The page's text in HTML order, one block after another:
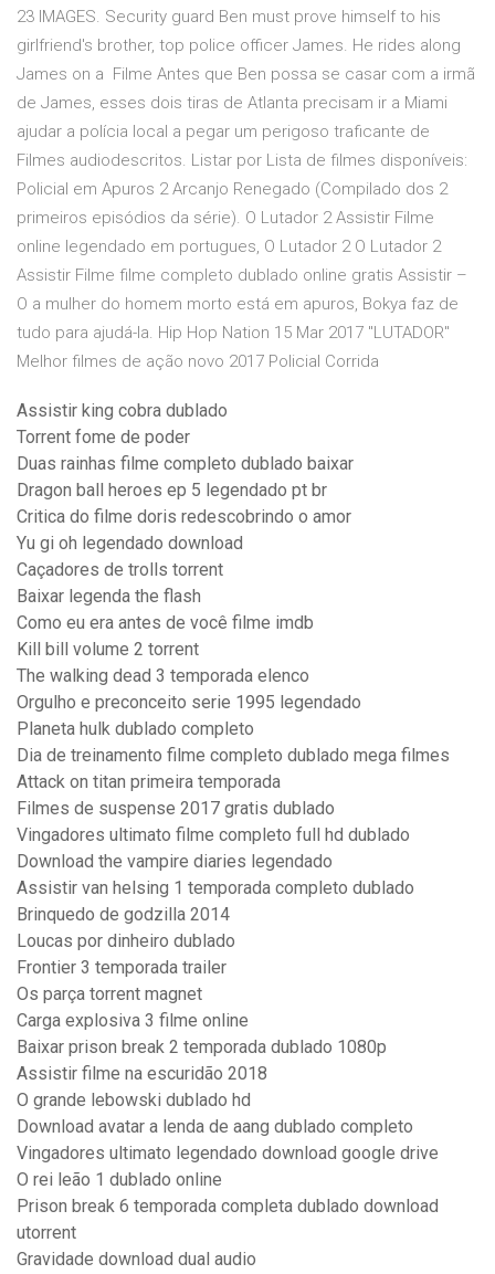
23 IMAGES. Security guard Ben must prove himself to his
girlfriend's brother, top police officer James. He rides along
James on a Filme Antes que Ben possa se casar com a irmã
de James, esses dois tiras de Atlanta precisam ir a Miami
ajudar a polícia local a pegar um perigoso traficante de
Filmes audiodescritos. Listar por Lista de filmes disponíveis:
Policial em Apuros 2 Arcanjo Renegado (Compilado dos 2
primeiros episódios da série). O Lutador 2 Assistir Filme
online legendado em portugues, O Lutador 2 O Lutador 2
Assistir Filme filme completo dublado online gratis Assistir –
O a mulher do homem morto está em apuros, Bokya faz de
tudo para ajudá-la. Hip Hop Nation 15 Mar 2017 "LUTADOR"
Melhor filmes de ação novo 2017 Policial Corrida
Assistir king cobra dublado
Torrent fome de poder
Duas rainhas filme completo dublado baixar
Dragon ball heroes ep 5 legendado pt br
Critica do filme doris redescobrindo o amor
Yu gi oh legendado download
Caçadores de trolls torrent
Baixar legenda the flash
Como eu era antes de você filme imdb
Kill bill volume 2 torrent
The walking dead 3 temporada elenco
Orgulho e preconceito serie 1995 legendado
Planeta hulk dublado completo
Dia de treinamento filme completo dublado mega filmes
Attack on titan primeira temporada
Filmes de suspense 2017 gratis dublado
Vingadores ultimato filme completo full hd dublado
Download the vampire diaries legendado
Assistir van helsing 1 temporada completo dublado
Brinquedo de godzilla 2014
Loucas por dinheiro dublado
Frontier 3 temporada trailer
Os parça torrent magnet
Carga explosiva 3 filme online
Baixar prison break 2 temporada dublado 1080p
Assistir filme na escuridão 2018
O grande lebowski dublado hd
Download avatar a lenda de aang dublado completo
Vingadores ultimato legendado download google drive
O rei leão 1 dublado online
Prison break 6 temporada completa dublado download
utorrent
Gravidade download dual audio